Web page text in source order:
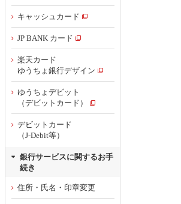
キャッシュカード
JP BANK カード
楽天カード
ゆうちょ銀行デザイン
ゆうちょデビット
（デビットカード）
デビットカード
（J-Debit等）
銀行サービスに関するお手
続き
住所・氏名・印章変更